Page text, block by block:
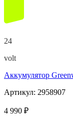
24
volt
Аккумулятор
Артикул: 2958907
4 990 ₽